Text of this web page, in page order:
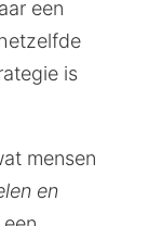
een
is
mensen
en